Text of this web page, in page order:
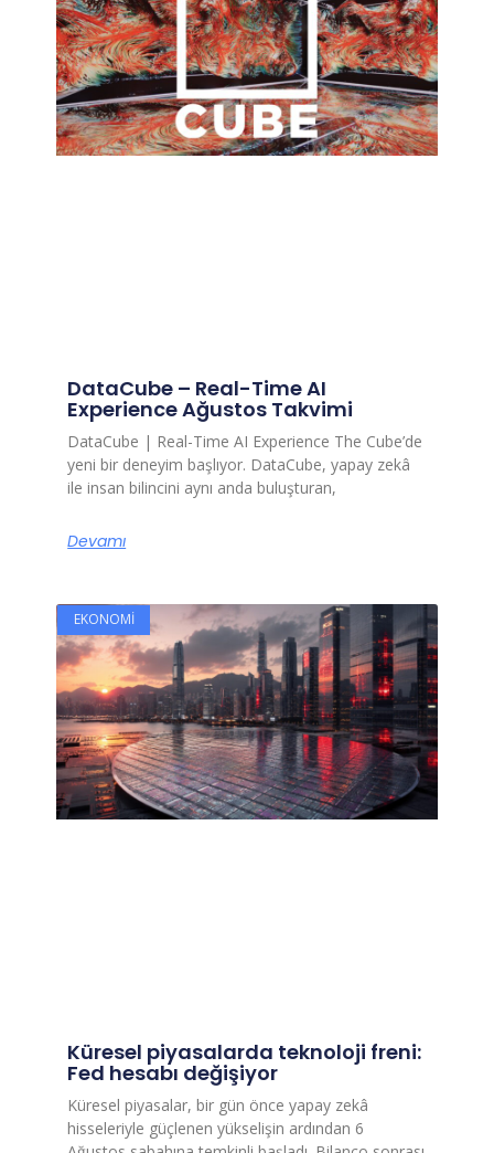
DataCube – Real-Time AI
Experience Ağustos Takvimi
DataCube | Real-Time AI Experience The Cube’de
yeni bir deneyim başlıyor. DataCube, yapay zekâ
ile insan bilincini aynı anda buluşturan,
Devamı
EKONOMI
Küresel piyasalarda teknoloji freni:
Fed hesabı değişiyor
Küresel piyasalar, bir gün önce yapay zekâ
hisseleriyle güçlenen yükselişin ardından 6